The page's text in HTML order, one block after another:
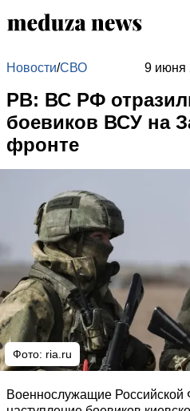
Новости/СВО 9 июня
РВ: ВС РФ
боевиков ВСУ на
фронте
Фото: ria.ru
Военнослужащие